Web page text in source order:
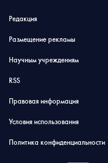
Редакция
Размещение рекламы
Научным учреждениям
RSS
Правовая информация
Условия использования
Политика конфиденциальности